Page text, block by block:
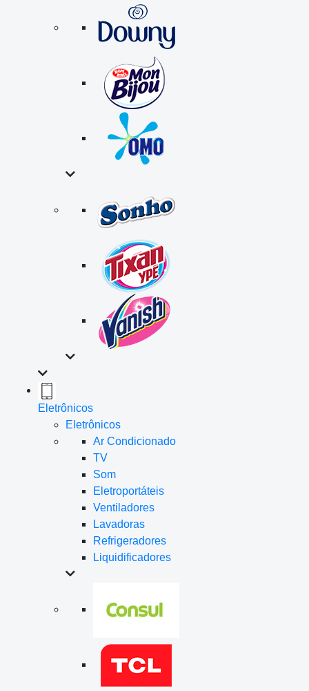
Eletrônicos
Eletrônicos
Ar Condicionado
TV
Som
Eletroportáteis
Ventiladores
Lavadoras
Refrigeradores
Liquidificadores